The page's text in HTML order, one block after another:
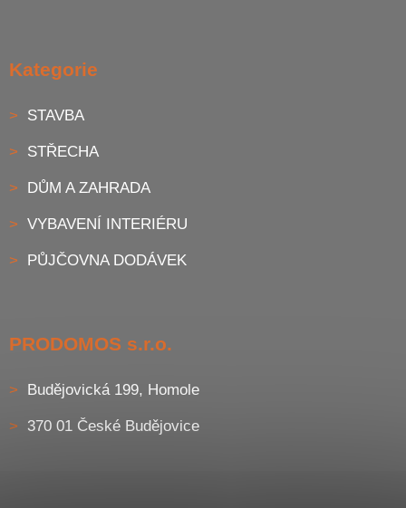
Kategorie
STAVBA
STŘECHA
DŮM A ZAHRADA
VYBAVENÍ INTERIÉRU
PŮJČOVNA DODÁVEK
PRODOMOS s.r.o.
Budějovická 199, Homole
370 01 České Budějovice